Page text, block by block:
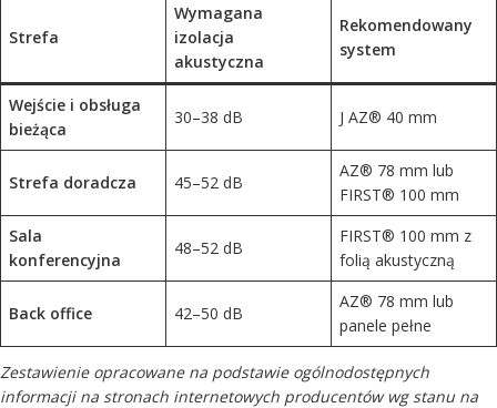
Strefa
Wymagana
izolacja
akustyczna
Rekomendowany
system
Wejście i obsługa
bieżąca
30–38 dB J AZ® 40 mm
Strefa doradcza 45–52 dB
AZ® 78 mm lub
FIRST® 100 mm
Sala
konferencyjna
48–52 dB
FIRST® 100 mm z
folią akustyczną
Back office 42–50 dB
AZ® 78 mm lub
panele pełne
Zestawienie opracowane na podstawie ogólnodostępnych
informacji na stronach internetowych producentów wg stanu na